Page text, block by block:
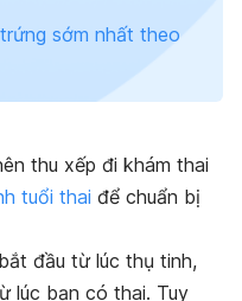
sớm nhất theo
thu xếp đi khám thai
tuổi thai để chuẩn bị
đầu từ lúc thụ tinh,
lúc bạn có thai. Tuy